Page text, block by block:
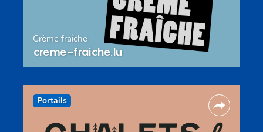
Crème fraîche
creme-fraiche.lu
Portails